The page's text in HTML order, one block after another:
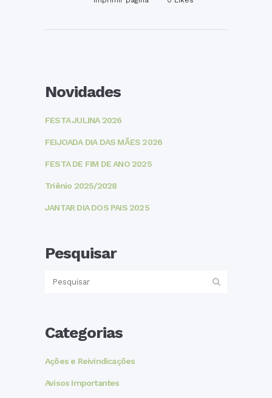
Novidades
FESTA JULINA 2026
FEIJOADA DIA DAS MÃES 2026
FESTA DE FIM DE ANO 2025
Triênio 2025/2028
JANTAR DIA DOS PAIS 2025
Pesquisar
Categorias
Ações e Reivindicações
Avisos Importantes